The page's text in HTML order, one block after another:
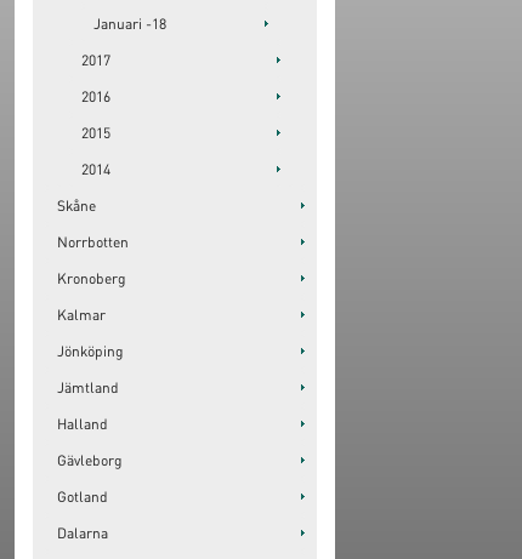
Januari -18
2017
2016
2015
2014
Skåne
Norrbotten
Kronoberg
Kalmar
Jönköping
Jämtland
Halland
Gävleborg
Gotland
Dalarna